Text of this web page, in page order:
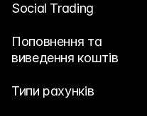
Social Trading
Поповнення та
виведення коштів
Типи рахунків